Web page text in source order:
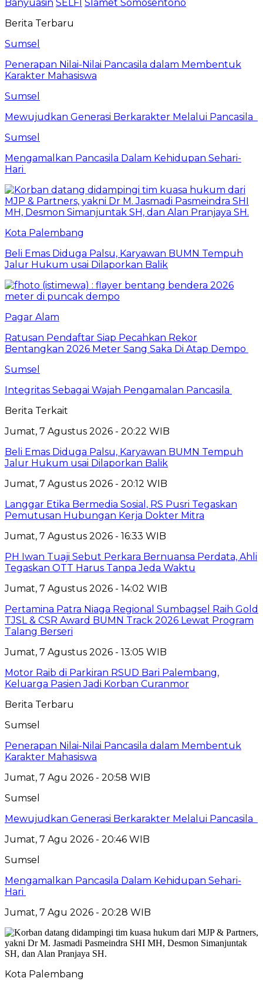
Banyuasin SELFI Slamet Somosentono
Berita Terbaru
Sumsel
Penerapan Nilai-Nilai Pancasila dalam Membentuk
Karakter Mahasiswa
Sumsel
Mewujudkan Generasi Berkarakter Melalui Pancasila
Sumsel
Mengamalkan Pancasila Dalam Kehidupan Sehari-
Hari
Kota Palembang
Beli Emas Diduga Palsu, Karyawan BUMN Tempuh
Jalur Hukum usai Dilaporkan Balik
Pagar Alam
Ratusan Pendaftar Siap Pecahkan Rekor
Bentangkan 2026 Meter Sang Saka Di Atap Dempo
Sumsel
Integritas Sebagai Wajah Pengamalan Pancasila
Berita Terkait
Jumat, 7 Agustus 2026 - 20:22 WIB
Beli Emas Diduga Palsu, Karyawan BUMN Tempuh
Jalur Hukum usai Dilaporkan Balik
Jumat, 7 Agustus 2026 - 20:12 WIB
Langgar Etika Bermedia Sosial, RS Pusri Tegaskan
Pemutusan Hubungan Kerja Dokter Mitra
Jumat, 7 Agustus 2026 - 16:33 WIB
PH Iwan Tuaji Sebut Perkara Bernuansa Perdata, Ahli
Tegaskan OTT Harus Tanpa Jeda Waktu
Jumat, 7 Agustus 2026 - 14:02 WIB
Pertamina Patra Niaga Regional Sumbagsel Raih Gold
TJSL & CSR Award BUMN Track 2026 Lewat Program
Talang Berseri
Jumat, 7 Agustus 2026 - 13:05 WIB
Motor Raib di Parkiran RSUD Bari Palembang,
Keluarga Pasien Jadi Korban Curanmor
Berita Terbaru
Sumsel
Penerapan Nilai-Nilai Pancasila dalam Membentuk
Karakter Mahasiswa
Jumat, 7 Agu 2026 - 20:58 WIB
Sumsel
Mewujudkan Generasi Berkarakter Melalui Pancasila
Jumat, 7 Agu 2026 - 20:46 WIB
Sumsel
Mengamalkan Pancasila Dalam Kehidupan Sehari-
Hari
Jumat, 7 Agu 2026 - 20:28 WIB
Kota Palembang